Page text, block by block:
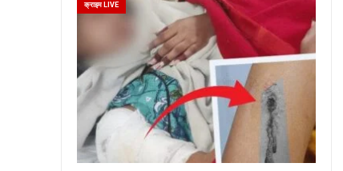
क्राइम LIVE